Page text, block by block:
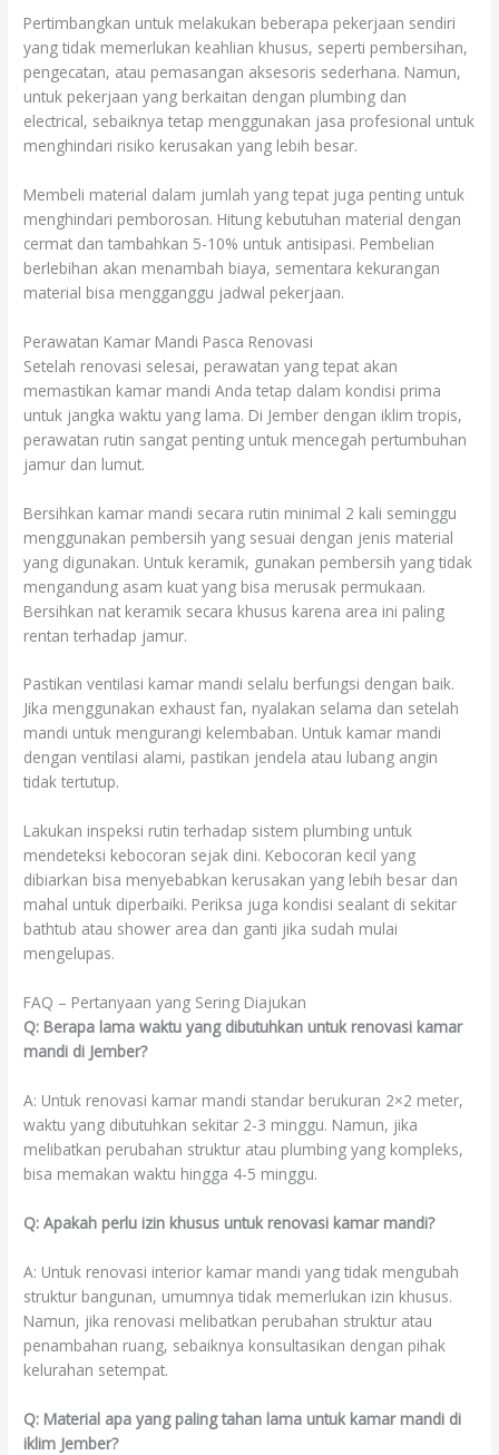
Pertimbangkan untuk melakukan beberapa pekerjaan sendiri
yang tidak memerlukan keahlian khusus, seperti pembersihan,
pengecatan, atau pemasangan aksesoris sederhana. Namun,
untuk pekerjaan yang berkaitan dengan plumbing dan
electrical, sebaiknya tetap menggunakan jasa profesional untuk
menghindari risiko kerusakan yang lebih besar.
Membeli material dalam jumlah yang tepat juga penting untuk
menghindari pemborosan. Hitung kebutuhan material dengan
cermat dan tambahkan 5-10% untuk antisipasi. Pembelian
berlebihan akan menambah biaya, sementara kekurangan
material bisa mengganggu jadwal pekerjaan.
Perawatan Kamar Mandi Pasca Renovasi
Setelah renovasi selesai, perawatan yang tepat akan
memastikan kamar mandi Anda tetap dalam kondisi prima
untuk jangka waktu yang lama. Di Jember dengan iklim tropis,
perawatan rutin sangat penting untuk mencegah pertumbuhan
jamur dan lumut.
Bersihkan kamar mandi secara rutin minimal 2 kali seminggu
menggunakan pembersih yang sesuai dengan jenis material
yang digunakan. Untuk keramik, gunakan pembersih yang tidak
mengandung asam kuat yang bisa merusak permukaan.
Bersihkan nat keramik secara khusus karena area ini paling
rentan terhadap jamur.
Pastikan ventilasi kamar mandi selalu berfungsi dengan baik.
Jika menggunakan exhaust fan, nyalakan selama dan setelah
mandi untuk mengurangi kelembaban. Untuk kamar mandi
dengan ventilasi alami, pastikan jendela atau lubang angin
tidak tertutup.
Lakukan inspeksi rutin terhadap sistem plumbing untuk
mendeteksi kebocoran sejak dini. Kebocoran kecil yang
dibiarkan bisa menyebabkan kerusakan yang lebih besar dan
mahal untuk diperbaiki. Periksa juga kondisi sealant di sekitar
bathtub atau shower area dan ganti jika sudah mulai
mengelupas.
FAQ – Pertanyaan yang Sering Diajukan
Q: Berapa lama waktu yang dibutuhkan untuk renovasi kamar
mandi di Jember?
A: Untuk renovasi kamar mandi standar berukuran 2×2 meter,
waktu yang dibutuhkan sekitar 2-3 minggu. Namun, jika
melibatkan perubahan struktur atau plumbing yang kompleks,
bisa memakan waktu hingga 4-5 minggu.
Q: Apakah perlu izin khusus untuk renovasi kamar mandi?
A: Untuk renovasi interior kamar mandi yang tidak mengubah
struktur bangunan, umumnya tidak memerlukan izin khusus.
Namun, jika renovasi melibatkan perubahan struktur atau
penambahan ruang, sebaiknya konsultasikan dengan pihak
kelurahan setempat.
Q: Material apa yang paling tahan lama untuk kamar mandi di
iklim Jember?